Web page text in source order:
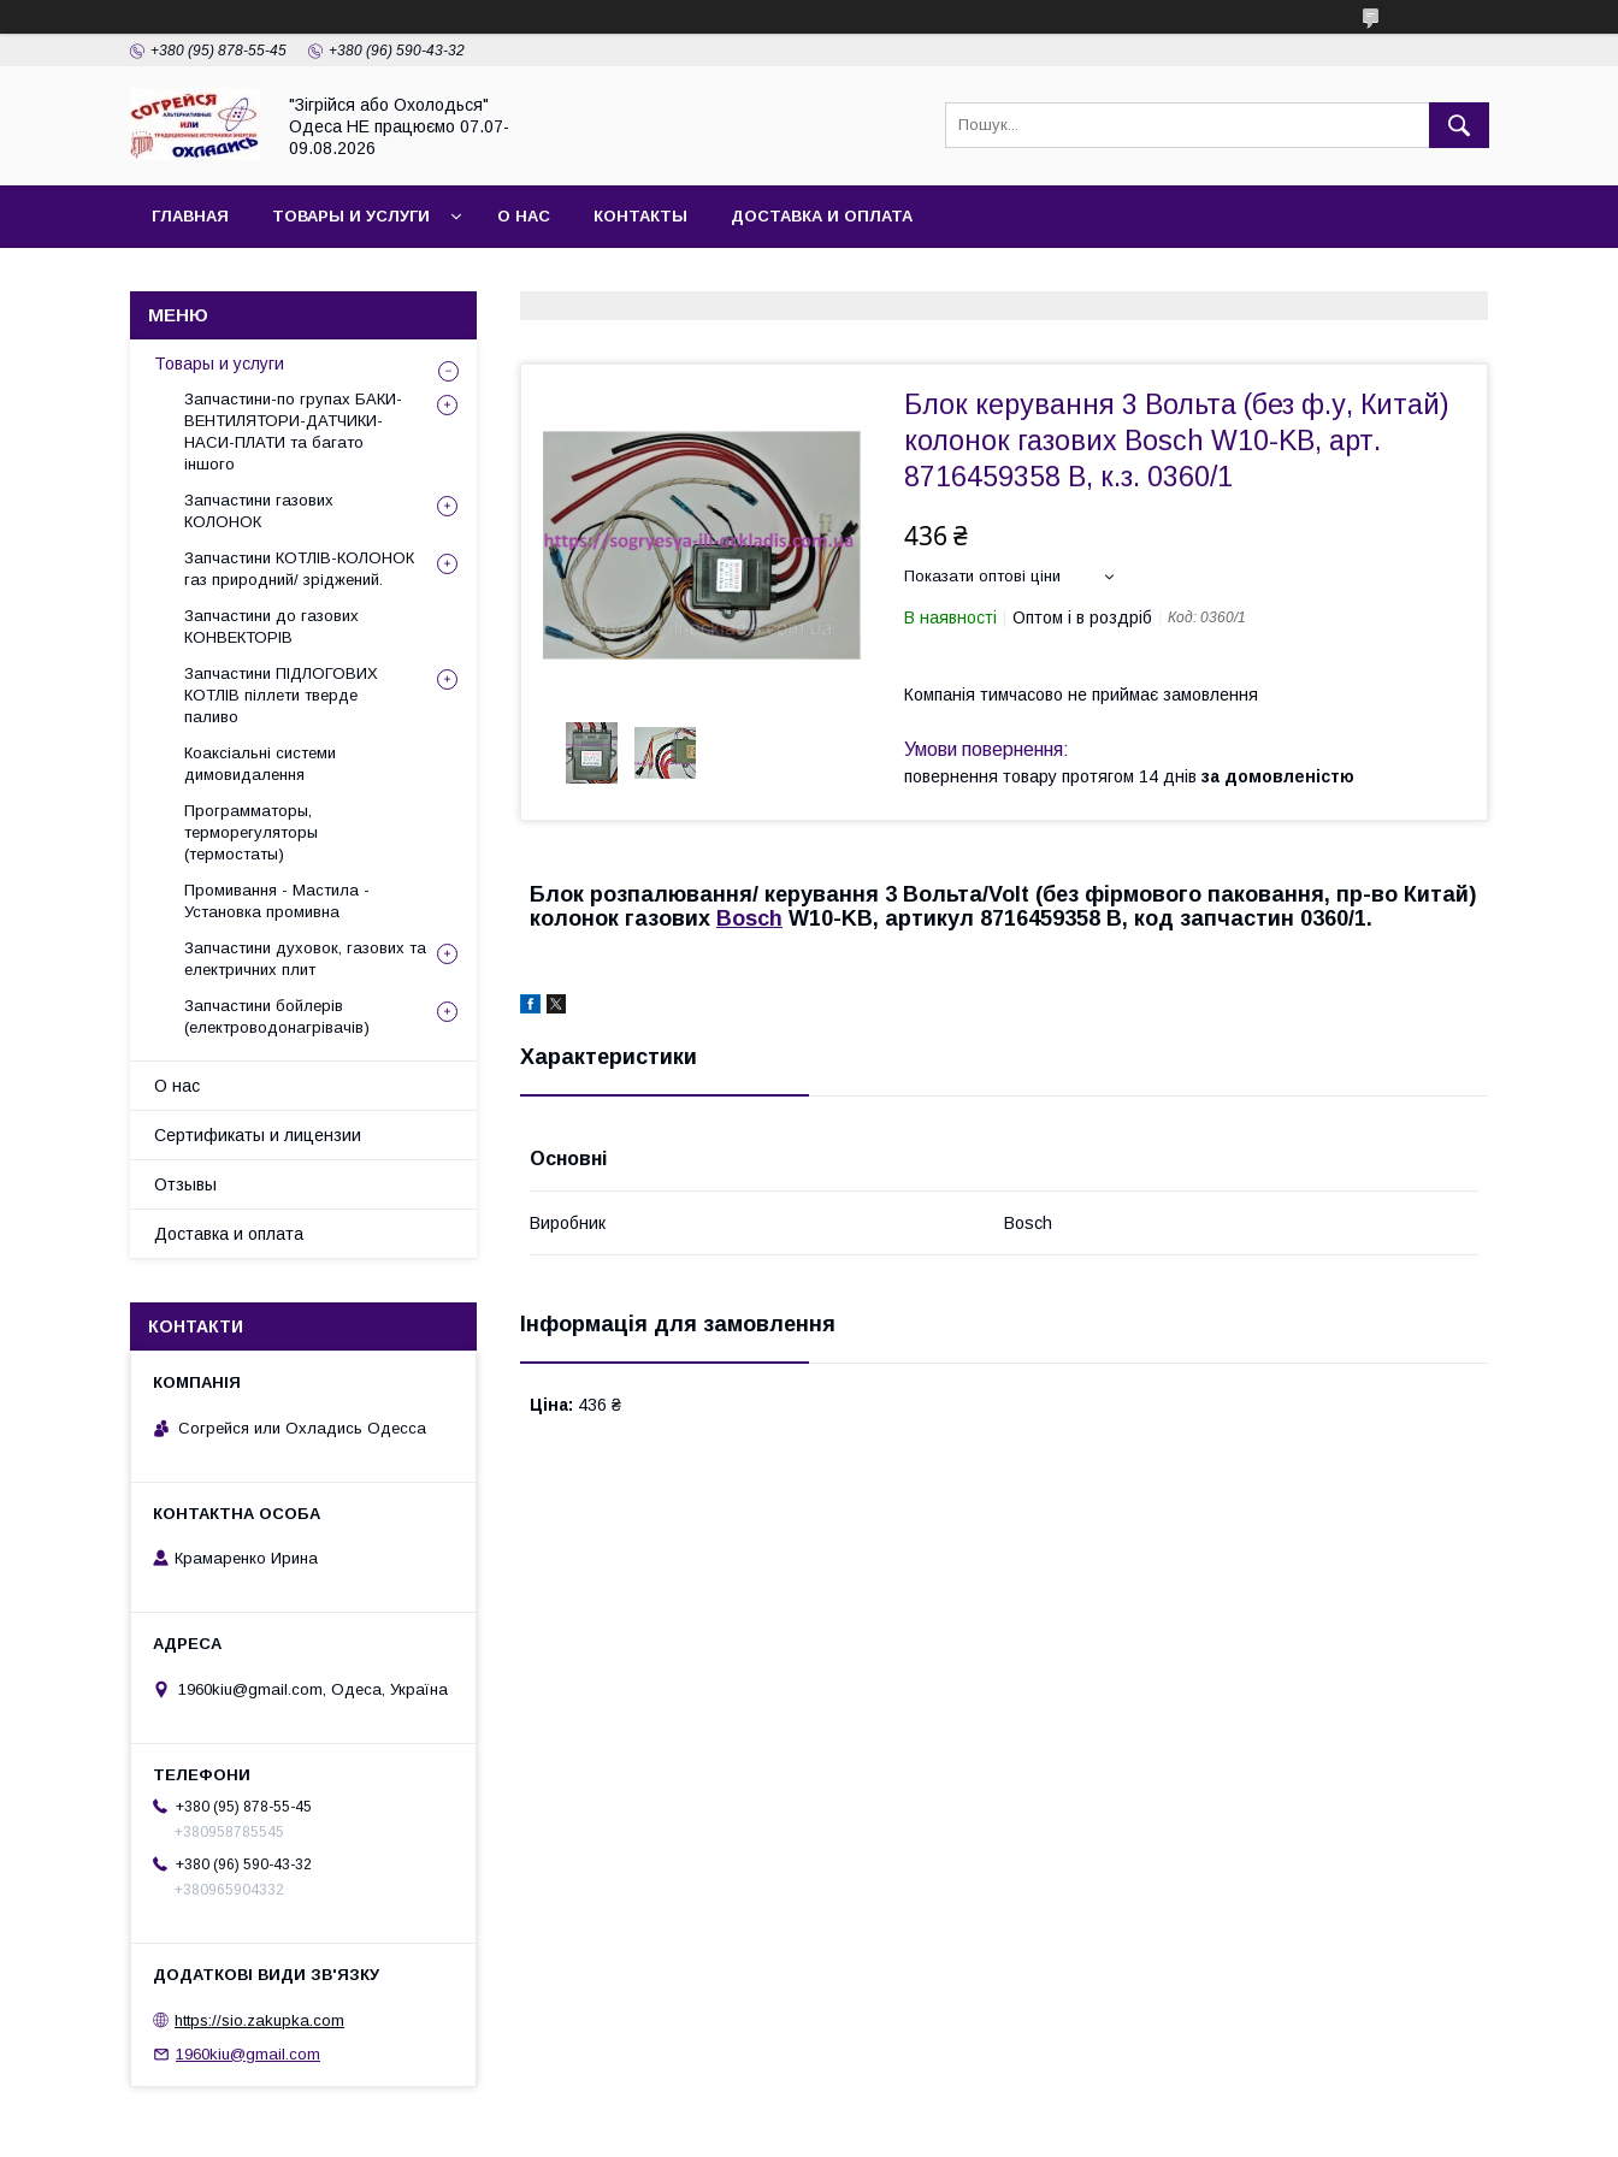
+380 (95) 878-55-45 +380 (96) 590-43-32
"Зігрійся або Охолодься"
Одеса НЕ працюємо 07.07-
09.08.2026
ГЛАВНАЯ ТОВАРЫ И УСЛУГИ О НАС КОНТАКТЫ ДОСТАВКА И ОПЛАТА
Блок керування 3 Вольта (без ф.у, Китай)
колонок газових Bosch W10-KB, арт.
8716459358 B, к.з. 0360/1
436 ₴
Показати оптові ціни
В наявності Оптом і в роздріб Код: 0360/1
Компанія тимчасово не приймає замовлення
повернення товару протягом 14 днів за домовленістю
Блок розпалювання/ керування 3 Вольта/Volt (без фірмового паковання, пр-во Китай)
колонок газових Bosch W10-KB, артикул 8716459358 В, код запчастин 0360/1.
Характеристики
Основні
Виробник Bosch
Інформація для замовлення
Ціна: 436 ₴
Товары и услуги
Запчастини-по групах БАКИ-
ВЕНТИЛЯТОРИ-ДАТЧИКИ-
НАСИ-ПЛАТИ та багато
іншого
Запчастини газових
КОЛОНОК
Запчастини КОТЛІВ-КОЛОНОК
газ природний/ зріджений.
Запчастини до газових
КОНВЕКТОРІВ
Запчастини ПІДЛОГОВИХ
КОТЛІВ піллети тверде
паливо
Коаксіальні системи
димовидалення
Программаторы,
терморегуляторы
(термостаты)
Промивання - Мастила -
Установка промивна
Запчастини духовок, газових та
електричних плит
Запчастини бойлерів
(електроводонагрівачів)
О нас
Сертификаты и лицензии
Отзывы
Доставка и оплата
КОНТАКТИ
Согрейся или Охладись Одесса
Крамаренко Ирина
1960kiu@gmail.com, Одеса, Україна
+380 (95) 878-55-45
+380958785545
+380 (96) 590-43-32
+380965904332
https://sio.zakupka.com
1960kiu@gmail.com